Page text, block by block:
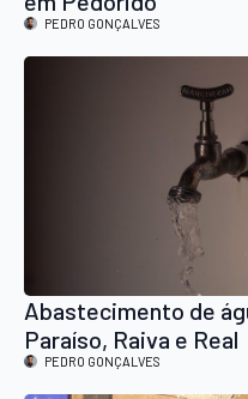
PEDRO GONÇALVES
Abastecimento de
Paraíso, Raiva e Real
PEDRO GONÇALVES